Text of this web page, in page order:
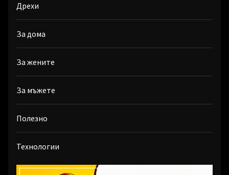
Дрехи
За дома
За жените
За мъжете
Полезно
Технологии